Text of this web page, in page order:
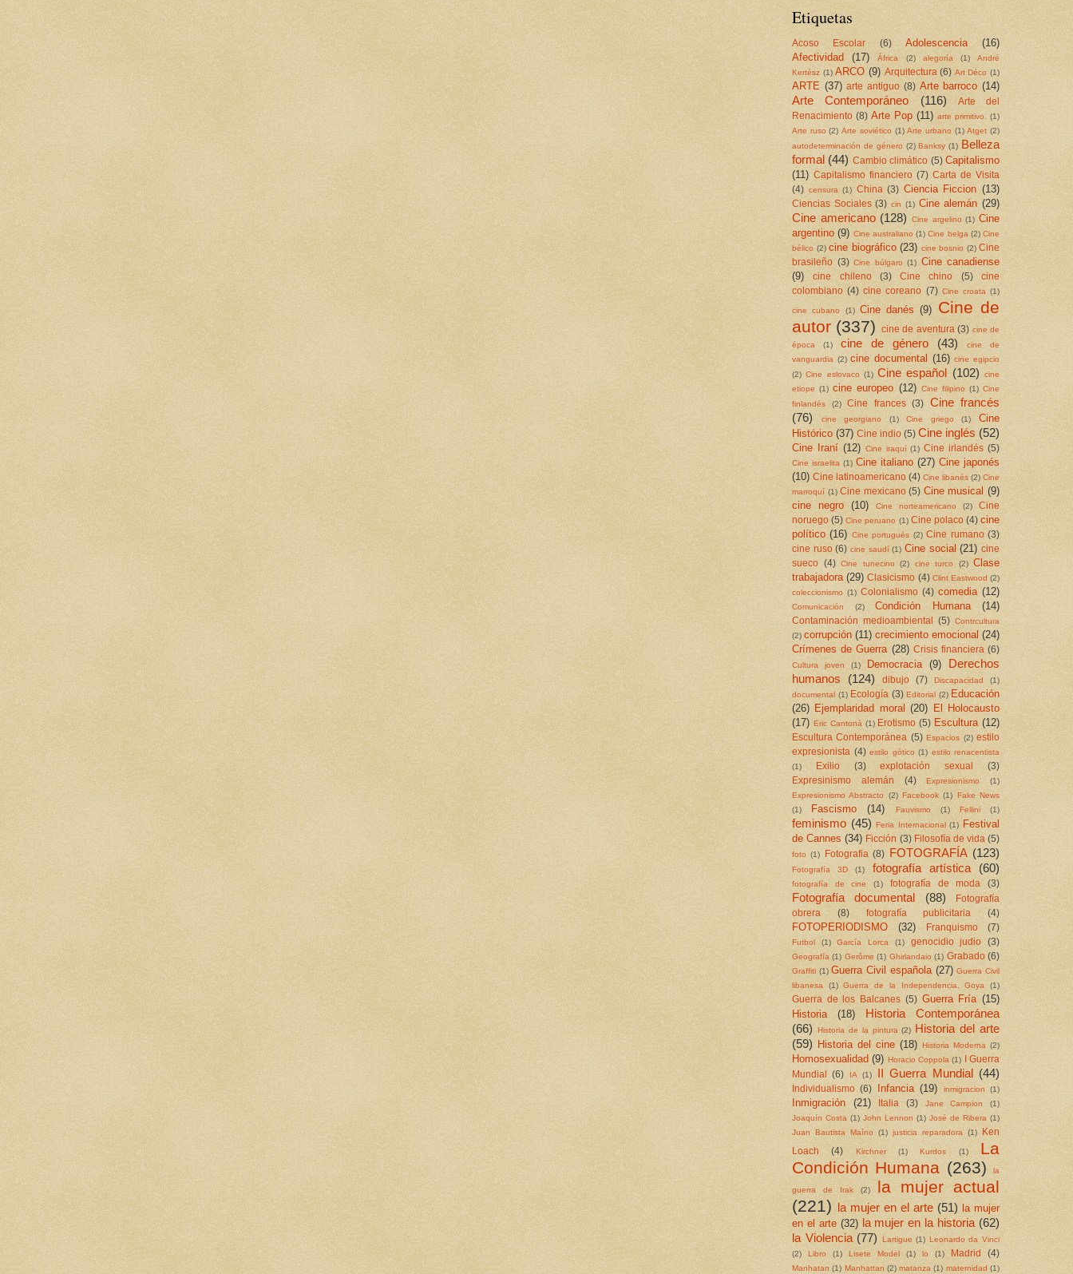
Etiquetas
Acoso Escolar (6) Adolescencia
(16)
Afectividad
(17) África (2) alegoría (1)
André
Kertész (1) ARCO (9) Arquitectura (6) Art Déco (1)
ARTE (37) arte antiguo (8) Arte barroco (14)
Arte Contemporáneo (116)
Arte del
Renacimiento (8) Arte Pop (11) arte primitivo.
(1)
Arte ruso (2) Arte soviético (1) Arte urbano (1) Atget (2)
autodeterminación de género (2) Banksy (1) Belleza
formal (44) Cambio climático (5) Capitalismo
(11) Capitalismo financiero (7) Carta de Visita
(4) censura (1) China (3) Ciencia Ficcion (13)
Ciencias Sociales (3) cin (1) Cine alemán (29)
Cine americano (128) Cine argelino (1) Cine
argentino (9) Cine australiano (1) Cine belga (2) Cine
bélico (2) cine biográfico (23) cine bosnio (2) Cine
brasileño (3) Cine búlgaro (1) Cine canadiense
(9)
cine chileno (3) Cine chino (5)
cine
colombiano (4) cine coreano (7) Cine croata (1)
cine cubano (1) Cine danés (9) Cine de
autor (337) cine de aventura (3) cine de
época
(1) cine de género (43)
cine de
vanguardia (2) cine documental (16) cine egipcio
(2) Cine eslovaco (1) Cine español (102)
cine
etiope (1) cine europeo (12) Cine filipino (1) Cine
finlandés
(2) Cine frances (3)
Cine francés
(76)
cine georgiano (1) Cine griego (1)
Cine
Histórico (37) Cine indio (5) Cine inglés (52)
Cine Iraní (12) Cine iraquí (1) Cine irlandés (5)
Cine israelita (1) Cine italiano (27) Cine japonés
(10) Cine latinoamericano (4) Cine libanés (2) Cine
marroquí (1) Cine mexicano (5) Cine musical (9)
cine negro (10) Cine norteamericano (2)
Cine
noruego (5) Cine peruano (1) Cine polaco (4) cine
político (16) Cine portugués (2) Cine rumano (3)
cine ruso (6) cine saudí (1) Cine social (21) cine
sueco (4) Cine tunecino (2) cine turco (2) Clase
trabajadora (29) Clasicismo (4) Clint Eastwood (2)
coleccionismo (1) Colonialismo (4) comedia (12)
Comunicación (2) Condición Humana (14)
Contaminación medioambiental (5) Contrcultura
(2) corrupción (11) crecimiento emocional (24)
Crímenes de Guerra (28) Crisis financiera (6)
Cultura joven (1) Democracia (9)
Derechos
humanos (124) dibujo (7) Discapacidad
(1)
documental (1) Ecología (3) Editorial (2) Educación
(26) Ejemplaridad moral (20) El Holocausto
(17) Eric Cantoná (1) Erotismo (5) Escultura (12)
Escultura Contemporánea (5) Espacios (2) estilo
expresionista (4) estilo gótico (1) estilo renacentista
(1)
Exilio (3) explotación sexual
(3)
Expresinismo alemán
(4) Expresionismo
(1)
Expresionismo Abstracto
(2) Facebook (1) Fake News
(1)
Fascismo (14) Fauvismo (1) Fellini (1)
feminismo (45) Feria Internacional (1)
Festival
de Cannes (34) Ficción (3) Filosofía de vida (5)
foto (1) Fotografia (8) FOTOGRAFÍA (123)
Fotografía 3D (1) fotografía artística (60)
fotografía de cine (1) fotografía de moda (3)
Fotografía documental (88)
Fotografía
obrera
(8) fotografía publicitaria (4)
FOTOPERIODISMO (32) Franquismo (7)
Futbol (1) García Lorca (1) genocidio judio (3)
Geografía (1) Gerôme (1) Ghirlandaio (1) Grabado (6)
Graffiti (1) Guerra Civil española (27) Guerra Civil
libanesa
(1) Guerra de la Independencia. Goya (1)
Guerra de los Balcanes (5) Guerra Fría (15)
Historia
(18)
Historia Contemporánea
(66)
Historia de la pintura (2) Historia del arte
(59) Historia del cine (18) Historia Moderna (2)
Homosexualidad (9) Horacio Coppola (1)
I Guerra
Mundial
(6) IA (1) II Guerra Mundial (44)
Individualismo (6) Infancia (19) inmigracion (1)
Inmigración (21) Italia (3) Jane Campion
(1)
Joaquín Costa (1) John Lennon (1) José de Ribera (1)
Juan Bautista Maíno
(1) justicia reparadora (1)
Ken
Loach
(4) Kirchner (1) Kurdos (1)
La
Condición Humana (263) la
guerra de Irak (2)
la mujer actual
(221) la mujer en el arte (51) la mujer
en el arte (32) la mujer en la historia (62)
la Violencia (77) Lartigue (1) Leonardo da Vinci
(2)
Libro (1) Lisete Model (1) lo (1) Madrid (4)
Manhatan (1) Manhattan (2) matanza (1) maternidad (1)